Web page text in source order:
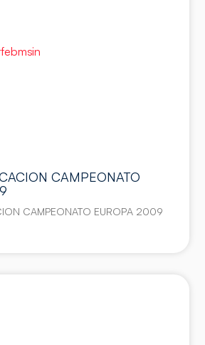
CAMPEONATO
CAMPEONATO EUROPA 2009